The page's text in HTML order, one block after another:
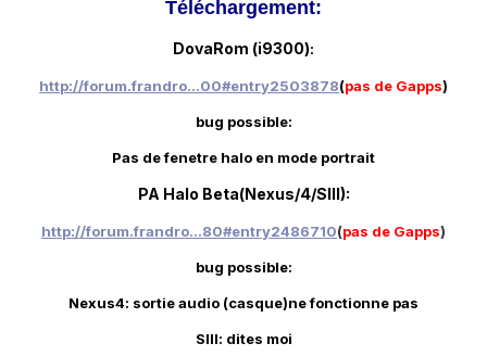
Téléchargement:
DovaRom (i9300):
http://forum.frandro...00#entry2503878(pas de Gapps)
bug possible:
Pas de fenetre halo en mode portrait
PA Halo Beta(Nexus/4/SIII):
http://forum.frandro...80#entry2486710(pas de Gapps)
bug possible:
Nexus4: sortie audio (casque)ne fonctionne pas
SIII: dites moi